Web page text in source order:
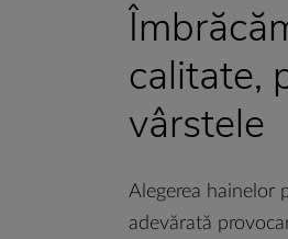
calitate,
vârstele
Alegerea hainelor
adevărată